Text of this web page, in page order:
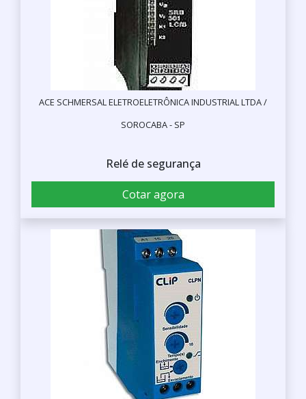
ACE SCHMERSAL ELETROELETRÔNICA INDUSTRIAL LTDA /
SOROCABA - SP
Relé de segurança
Cotar agora